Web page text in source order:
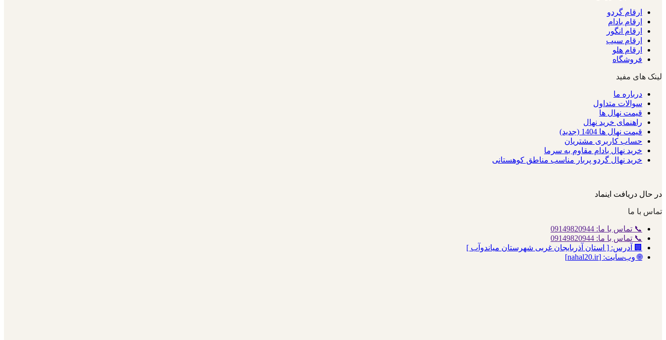
ارقام گردو
ارقام بادام
ارقام انگور
ارقام سیب
ارقام هلو
فروشگاه
لینک های مفید
درباره ما
سوالات متداول
قیمت نهال ها
راهنمای خرید نهال
قیمت نهال ها 1404 (جدید)
حساب کاربری مشتریان
خرید نهال بادام مقاوم به سرما
خرید نهال گردو پربار مناسب مناطق کوهستانی
در حال دریافت اینماد
تماس با ما
📞 تماس با ما: 09149820944
📞 تماس با ما: 09149820944
🏢 آدرس: [ استان آذربایجان غربی شهرستان میاندوآب ]
🌐 وب‌سایت: [nahal20.ir]